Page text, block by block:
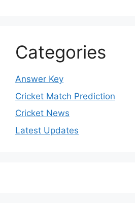
Categories
Answer Key
Cricket Match Prediction
Cricket News
Latest Updates